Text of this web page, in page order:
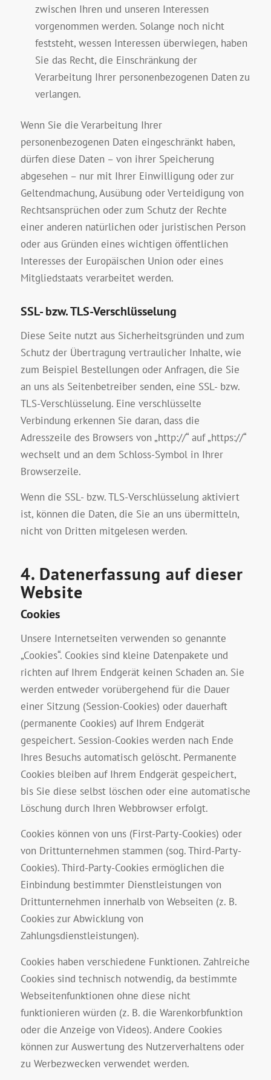
zwischen Ihren und unseren Interessen
vorgenommen werden. Solange noch nicht
feststeht, wessen Interessen überwiegen, haben
Sie das Recht, die Einschränkung der
Verarbeitung Ihrer personenbezogenen Daten zu
verlangen.
Wenn Sie die Verarbeitung Ihrer
personenbezogenen Daten eingeschränkt haben,
dürfen diese Daten – von ihrer Speicherung
abgesehen – nur mit Ihrer Einwilligung oder zur
Geltendmachung, Ausübung oder Verteidigung von
Rechtsansprüchen oder zum Schutz der Rechte
einer anderen natürlichen oder juristischen Person
oder aus Gründen eines wichtigen öffentlichen
Interesses der Europäischen Union oder eines
Mitgliedstaats verarbeitet werden.
SSL- bzw. TLS-Verschlüsselung
Diese Seite nutzt aus Sicherheitsgründen und zum
Schutz der Übertragung vertraulicher Inhalte, wie
zum Beispiel Bestellungen oder Anfragen, die Sie
an uns als Seitenbetreiber senden, eine SSL- bzw.
TLS-Verschlüsselung. Eine verschlüsselte
Verbindung erkennen Sie daran, dass die
Adresszeile des Browsers von „http://“ auf „https://“
wechselt und an dem Schloss-Symbol in Ihrer
Browserzeile.
Wenn die SSL- bzw. TLS-Verschlüsselung aktiviert
ist, können die Daten, die Sie an uns übermitteln,
nicht von Dritten mitgelesen werden.
4. Datenerfassung auf dieser
Website
Cookies
Unsere Internetseiten verwenden so genannte
„Cookies“. Cookies sind kleine Datenpakete und
richten auf Ihrem Endgerät keinen Schaden an. Sie
werden entweder vorübergehend für die Dauer
einer Sitzung (Session-Cookies) oder dauerhaft
(permanente Cookies) auf Ihrem Endgerät
gespeichert. Session-Cookies werden nach Ende
Ihres Besuchs automatisch gelöscht. Permanente
Cookies bleiben auf Ihrem Endgerät gespeichert,
bis Sie diese selbst löschen oder eine automatische
Löschung durch Ihren Webbrowser erfolgt.
Cookies können von uns (First-Party-Cookies) oder
von Drittunternehmen stammen (sog. Third-Party-
Cookies). Third-Party-Cookies ermöglichen die
Einbindung bestimmter Dienstleistungen von
Drittunternehmen innerhalb von Webseiten (z. B.
Cookies zur Abwicklung von
Zahlungsdienstleistungen).
Cookies haben verschiedene Funktionen. Zahlreiche
Cookies sind technisch notwendig, da bestimmte
Webseitenfunktionen ohne diese nicht
funktionieren würden (z. B. die Warenkorbfunktion
oder die Anzeige von Videos). Andere Cookies
können zur Auswertung des Nutzerverhaltens oder
zu Werbezwecken verwendet werden.